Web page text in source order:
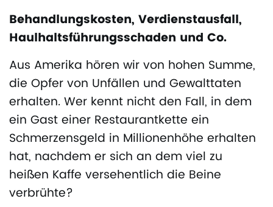
Behandlungskosten, Verdienstausfall,
Haulhaltsführungsschaden und Co.
Aus Amerika hören wir von hohen Summe,
die Opfer von Unfällen und Gewalttaten
erhalten. Wer kennt nicht den Fall, in dem
ein Gast einer Restaurantkette ein
Schmerzensgeld in Millionenhöhe erhalten
hat, nachdem er sich an dem viel zu
heißen Kaffe versehentlich die Beine
verbrühte?